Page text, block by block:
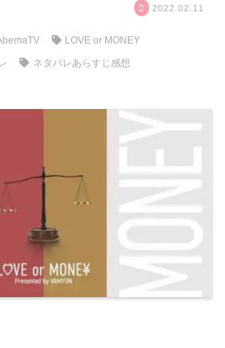
2022.02.11
LOVE or MONEY
ネタバレあらすじ感想